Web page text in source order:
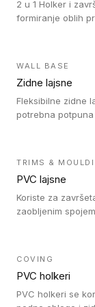
2 u 1 Holker i
formiranje oblih
WALL BASE
Zidne lajsne
Fleksibilne zidne
potrebna
TRIMS &
PVC lajsne
Koriste za
zaobljenim
rešenje).
COVING
PVC holkeri
PVC holkeri se